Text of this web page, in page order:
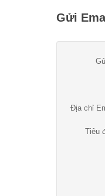
Gửi
Địa chỉ
Tiêu